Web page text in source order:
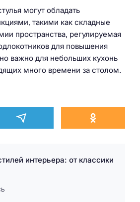
могут обладать
такими как складные
пространства, регулируемая
для повышения
важно для небольших кухонь
много времени за столом.
интерьера: от классики